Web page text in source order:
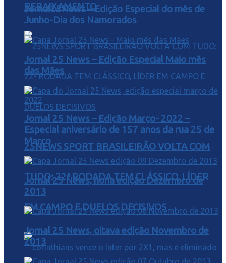
REBAIXAMENTO
25NEWS SPORT BRASILEIRÃO VOLTA COM
TUDO: 22ª RODADA TEM CLÁSSICO, LÍDER
EM CAMPO E DUELOS DECISIVOS
Jornal25News – Edição Especial do mês de
Junho-Dia dos Namorados
Jornal 25 News – Edição Especial Maio mês
das Mães
Jornal 25 News – Edição Março- 2022 –
Especial aniversário de 157 anos da rua 25 de
Março
Jornal 25 News, nona edição Dezembro de
2013
Jornal 25 News, oitava edição Novembro de
2013